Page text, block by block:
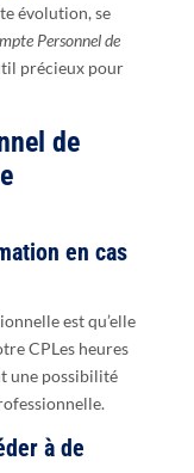
évolution, se
Personnel de
précieux pour
de
en cas
est qu’elle
CPLes heures
une possibilité
à de